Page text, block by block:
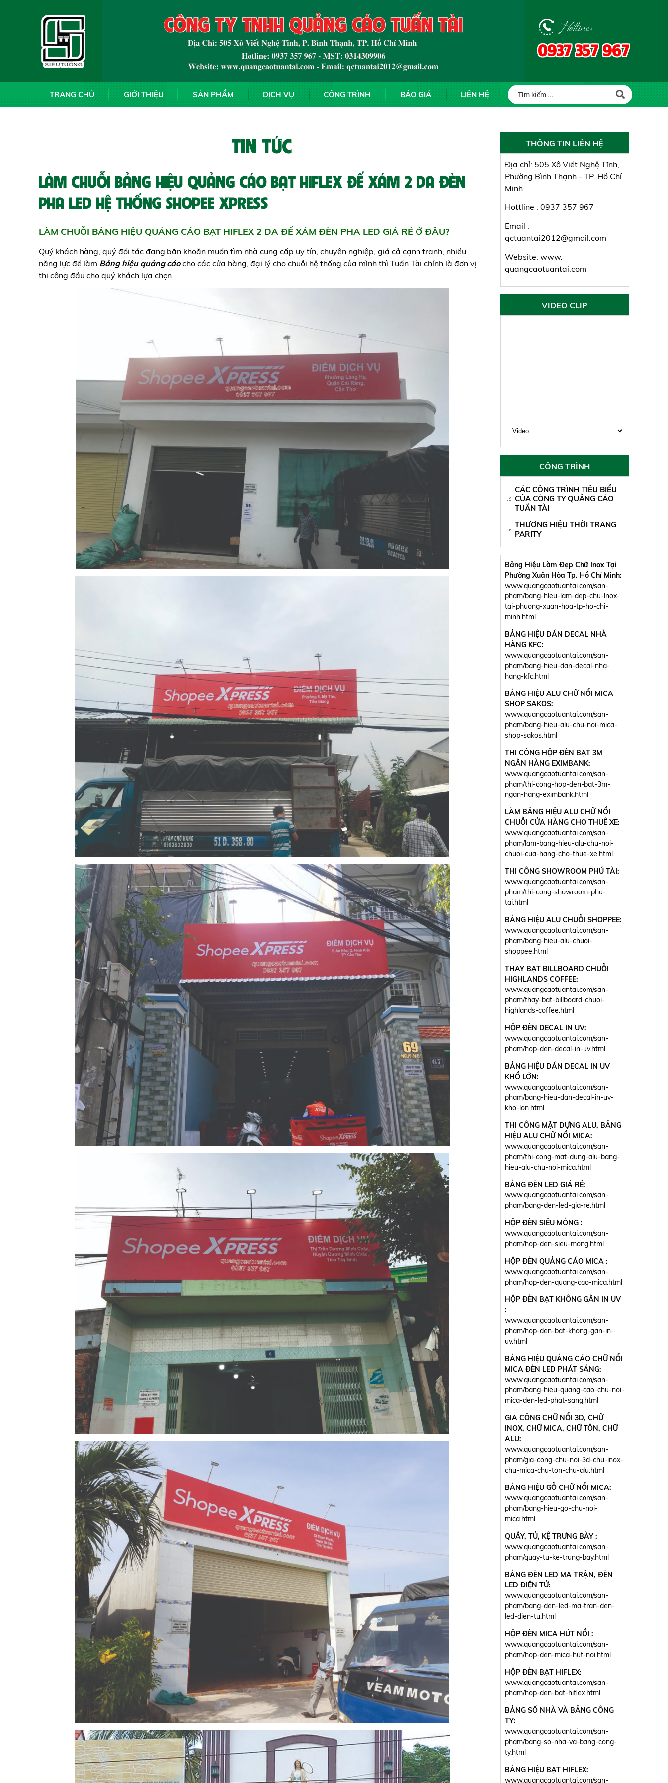
Hotline:
0937 357 967
TRANG CHỦ GIỚI THIỆU SẢN PHẨM DỊCH VỤ CÔNG TRÌNH BÁO GIÁ LIÊN HỆ
TIN TỨC
LÀM CHUỖI BẢNG HIỆU QUẢNG CÁO BẠT HIFLEX ĐẾ XÁM 2 DA ĐÈN
PHA LED HỆ THỐNG SHOPEE XPRESS
LÀM CHUỖI BẢNG HIỆU QUẢNG CÁO BẠT HIFLEX 2 DA ĐẾ XÁM ĐÈN PHA LED GIÁ RẺ Ở ĐÂU?
Quý khách hàng, quý đối tác đang băn khoăn muốn tìm nhà cung cấp uy tín, chuyên nghiệp, giá cả cạnh tranh, nhiều
năng lực để làm Bảng hiệu quảng cáocho các cửa hàng, đại lý cho chuỗi hệ thống của mình thì Tuấn Tài chính là đơn vị
thi công đầu cho quý khách lựa chọn.
THÔNG TIN LIÊN HỆ
Địa chỉ: 505 Xô Viết Nghệ Tĩnh,
Phường Bình Thạnh - TP. Hồ Chí
Minh
Hottline : 0937 357 967
Email :
qctuantai2012@gmail.com
Website: www.
quangcaotuantai.com
VIDEO CLIP
CÔNG TRÌNH
CÁC CÔNG TRÌNH TIÊU BIỂU
CỦA CÔNG TY QUẢNG CÁO
TUẤN TÀI
THƯƠNG HIỆU THỜI TRANG
PARITY
Bảng Hiệu Làm Đẹp Chữ Inox Tại
Phường Xuân Hòa Tp. Hồ Chí Minh:
www.quangcaotuantai.com/san-
pham/bang-hieu-lam-dep-chu-inox-
tai-phuong-xuan-hoa-tp-ho-chi-
minh.html
BẢNG HIỆU DÁN DECAL NHÀ
HÀNG KFC:
www.quangcaotuantai.com/san-
pham/bang-hieu-dan-decal-nha-
hang-kfc.html
BẢNG HIỆU ALU CHỮ NỔI MICA
SHOP SAKOS:
www.quangcaotuantai.com/san-
pham/bang-hieu-alu-chu-noi-mica-
shop-sakos.html
THI CÔNG HỘP ĐÈN BẠT 3M
NGÂN HÀNG EXIMBANK:
www.quangcaotuantai.com/san-
pham/thi-cong-hop-den-bat-3m-
ngan-hang-eximbank.html
LÀM BẢNG HIỆU ALU CHỮ NỔI
CHUỖI CỬA HÀNG CHO THUÊ XE:
www.quangcaotuantai.com/san-
pham/lam-bang-hieu-alu-chu-noi-
chuoi-cua-hang-cho-thue-xe.html
THI CÔNG SHOWROOM PHÚ TÀI:
www.quangcaotuantai.com/san-
pham/thi-cong-showroom-phu-
tai.html
BẢNG HIỆU ALU CHUỖI SHOPPEE:
www.quangcaotuantai.com/san-
pham/bang-hieu-alu-chuoi-
shoppee.html
THAY BẠT BILLBOARD CHUỖI
HIGHLANDS COFFEE:
www.quangcaotuantai.com/san-
pham/thay-bat-billboard-chuoi-
highlands-coffee.html
HỘP ĐÈN DECAL IN UV:
www.quangcaotuantai.com/san-
pham/hop-den-decal-in-uv.html
BẢNG HIỆU DÁN DECAL IN UV
KHỔ LỚN:
www.quangcaotuantai.com/san-
pham/bang-hieu-dan-decal-in-uv-
kho-lon.html
THI CÔNG MẶT DỰNG ALU, BẢNG
HIỆU ALU CHỮ NỔI MICA:
www.quangcaotuantai.com/san-
pham/thi-cong-mat-dung-alu-bang-
hieu-alu-chu-noi-mica.html
BẢNG ĐÈN LED GIÁ RẺ:
www.quangcaotuantai.com/san-
pham/bang-den-led-gia-re.html
HỘP ĐÈN SIÊU MỎNG :
www.quangcaotuantai.com/san-
pham/hop-den-sieu-mong.html
HỘP ĐÈN QUẢNG CÁO MICA :
www.quangcaotuantai.com/san-
pham/hop-den-quang-cao-mica.html
HỘP ĐÈN BẠT KHÔNG GÂN IN UV
:
www.quangcaotuantai.com/san-
pham/hop-den-bat-khong-gan-in-
uv.html
BẢNG HIỆU QUẢNG CÁO CHỮ NỔI
MICA ĐÈN LED PHÁT SÁNG:
www.quangcaotuantai.com/san-
pham/bang-hieu-quang-cao-chu-noi-
mica-den-led-phat-sang.html
GIA CÔNG CHỮ NỔI 3D, CHỮ
INOX, CHỮ MICA, CHỮ TÔN, CHỮ
ALU:
www.quangcaotuantai.com/san-
pham/gia-cong-chu-noi-3d-chu-inox-
chu-mica-chu-ton-chu-alu.html
BẢNG HIỆU GỖ CHỮ NỔI MICA:
www.quangcaotuantai.com/san-
pham/bang-hieu-go-chu-noi-
mica.html
QUẦY, TỦ, KỆ TRƯNG BÀY :
www.quangcaotuantai.com/san-
pham/quay-tu-ke-trung-bay.html
BẢNG ĐÈN LED MA TRẬN, ĐÈN
LED ĐIỆN TỬ:
www.quangcaotuantai.com/san-
pham/bang-den-led-ma-tran-den-
led-dien-tu.html
HỘP ĐÈN MICA HÚT NỔI :
www.quangcaotuantai.com/san-
pham/hop-den-mica-hut-noi.html
HỘP ĐÈN BẠT HIFLEX:
www.quangcaotuantai.com/san-
pham/hop-den-bat-hiflex.html
BẢNG SỐ NHÀ VÀ BẢNG CÔNG
TY:
www.quangcaotuantai.com/san-
pham/bang-so-nha-va-bang-cong-
ty.html
BẢNG HIỆU BẠT HIFLEX:
www.quangcaotuantai.com/san-